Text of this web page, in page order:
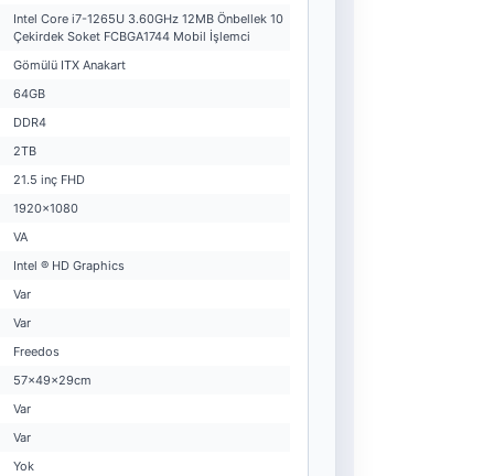
Intel Core i7-1265U 3.60GHz 12MB Önbellek 10
Çekirdek Soket FCBGA1744 Mobil İşlemci
Gömülü ITX Anakart
64GB
DDR4
2TB
21.5 inç FHD
1920x1080
VA
Intel ® HD Graphics
Var
Var
Freedos
57x49x29cm
Var
Var
Yok